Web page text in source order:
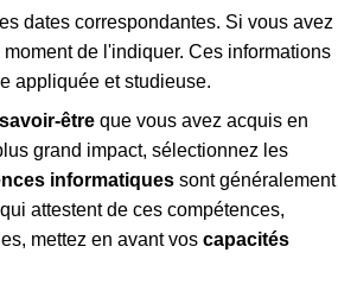
dates correspondantes. Si vous avez
de l'indiquer. Ces informations
appliquée et studieuse.
être que vous avez acquis en
grand impact, sélectionnez les
informatiques sont généralement
attestent de ces compétences,
mettez en avant voscapacités